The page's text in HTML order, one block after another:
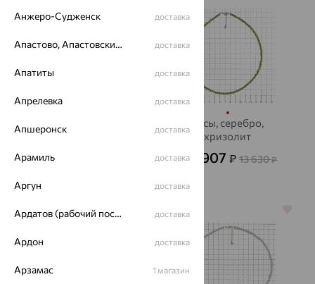
Бусы, серебро,
хризолит
от 4 907₽ 13 630₽
Анжеро-Судженск доставка
Апастово, Апастовский район доставка
Апатиты доставка
Апрелевка доставка
Апшеронск доставка
Арамиль доставка
Аргун доставка
Ардатов (рабочий поселок) доставка
Ардон доставка
Арзамас 1 магазин